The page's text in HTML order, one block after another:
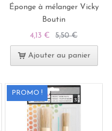
Éponge à mélanger Vicky
Boutin
4,13 € 5,50 €
Ajouter au panier
PROMO !